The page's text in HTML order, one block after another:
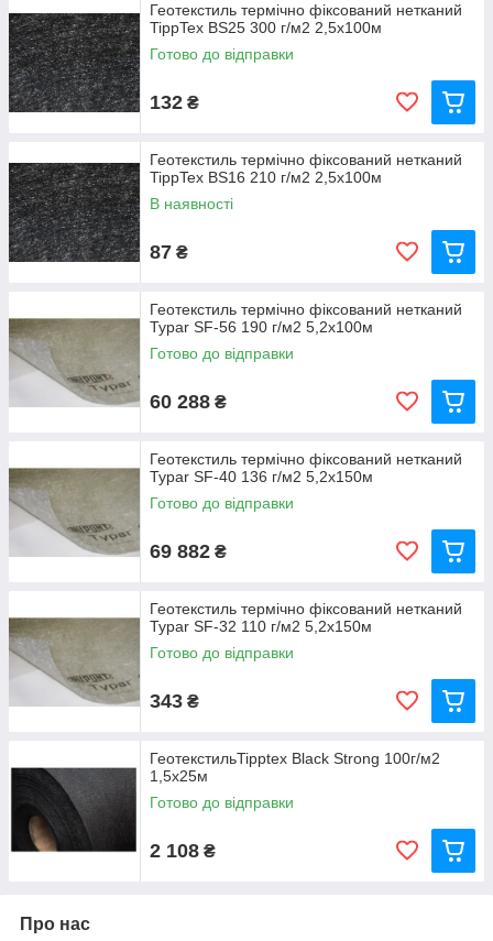
Геотекстиль термічно фіксований нетканий
TippTex BS25 300 г/м2 2,5х100м
Готово до відправки
132 ₴
Геотекстиль термічно фіксований нетканий
TippTex BS16 210 г/м2 2,5х100м
В наявності
87 ₴
Геотекстиль термічно фіксований нетканий
Typar SF-56 190 г/м2 5,2х100м
Готово до відправки
60 288 ₴
Геотекстиль термічно фіксований нетканий
Typar SF-40 136 г/м2 5,2х150м
Готово до відправки
69 882 ₴
Геотекстиль термічно фіксований нетканий
Typar SF-32 110 г/м2 5,2х150м
Готово до відправки
343 ₴
ГеотекстильTipptex Black Strong 100г/м2
1,5x25м
Готово до відправки
2 108 ₴
Про нас